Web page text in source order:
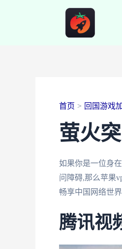
首页 回国游戏
萤火
如果你是一位身
问障碍,那么苹果
畅享中国网络世界
腾讯视